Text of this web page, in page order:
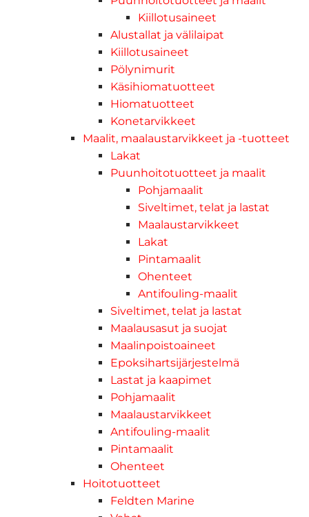
Kiillotusaineet
Alustallat ja välilaipat
Kiillotusaineet
Pölynimurit
Käsihiomatuotteet
Hiomatuotteet
Konetarvikkeet
Maalit, maalaustarvikkeet ja -tuotteet
Lakat
Puunhoitotuotteet ja maalit
Pohjamaalit
Siveltimet, telat ja lastat
Maalaustarvikkeet
Lakat
Pintamaalit
Ohenteet
Antifouling-maalit
Siveltimet, telat ja lastat
Maalausasut ja suojat
Maalinpoistoaineet
Epoksihartsijärjestelmä
Lastat ja kaapimet
Pohjamaalit
Maalaustarvikkeet
Antifouling-maalit
Pintamaalit
Ohenteet
Hoitotuotteet
Feldten Marine